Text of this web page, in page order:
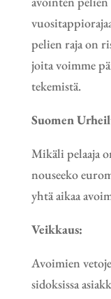
pelien raja on
joita voimme
tekemistä.
Suomen
Mikäli pelaaja
nouseeko
yhtä aikaa
Veikkaus:
Avoimien
sidoksissa